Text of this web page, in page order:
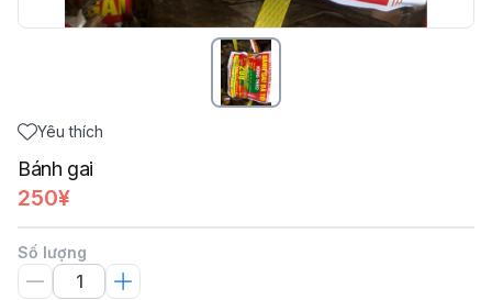
Yêu thích
Bánh gai
250¥
Số lượng